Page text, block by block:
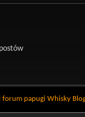
forum papugi Whisky